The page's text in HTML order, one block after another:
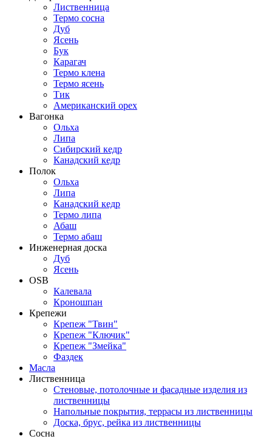
Лиственница
Термо сосна
Дуб
Ясень
Бук
Карагач
Термо клена
Термо ясень
Тик
Американский орех
Вагонка
Ольха
Липа
Сибирский кедр
Канадский кедр
Полок
Ольха
Липа
Канадский кедр
Термо липа
Абаш
Термо абаш
Инженерная доска
Дуб
Ясень
OSB
Калевала
Кроношпан
Крепежи
Крепеж "Твин"
Крепеж "Ключик"
Крепеж "Змейка"
Фаздек
Масла
Лиственница
Стеновые, потолочные и фасадные изделия из
лиственницы
Напольные покрытия, террасы из лиственницы
Доска, брус, рейка из лиственницы
Сосна